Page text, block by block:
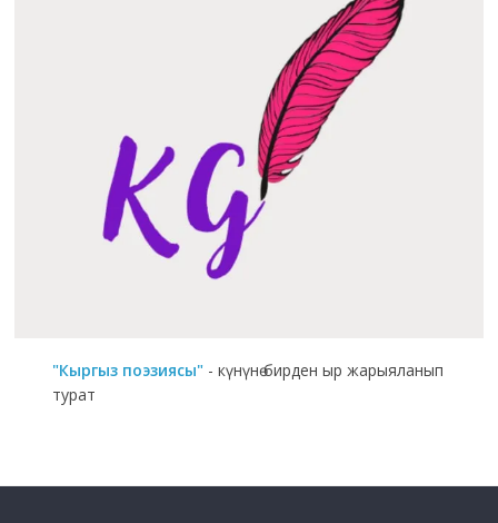
"Кыргыз поэзиясы" - күнүнө бирден ыр жарыяланып
турат